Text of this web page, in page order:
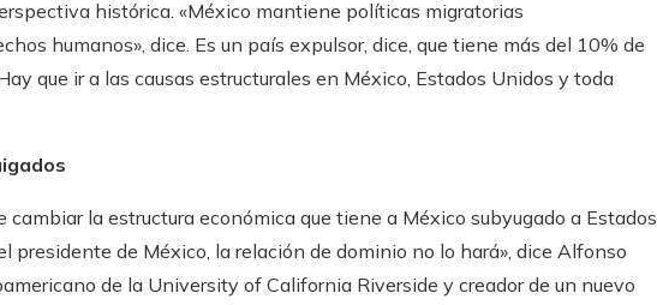
histórica. «México mantiene políticas migratorias
humanos», dice. Es un país expulsor, dice, que tiene más del 10% de
que ir a las causas estructurales en México, Estados Unidos y toda
cambiar la estructura económica que tiene a México subyugado a Estados
presidente de México, la relación de dominio no lo hará», dice Alfonso
de la University of California Riverside y creador de un nuevo